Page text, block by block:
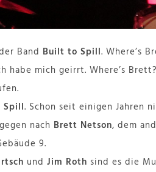
Band Built to Spill. Where’s
habe mich geirrt. Where’s Brett?
. Schon seit einigen Jahren
nach Brett Netson, dem
9.
und Jim Roth sind es die